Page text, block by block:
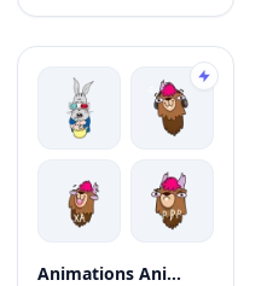
Animations Animals Sticks